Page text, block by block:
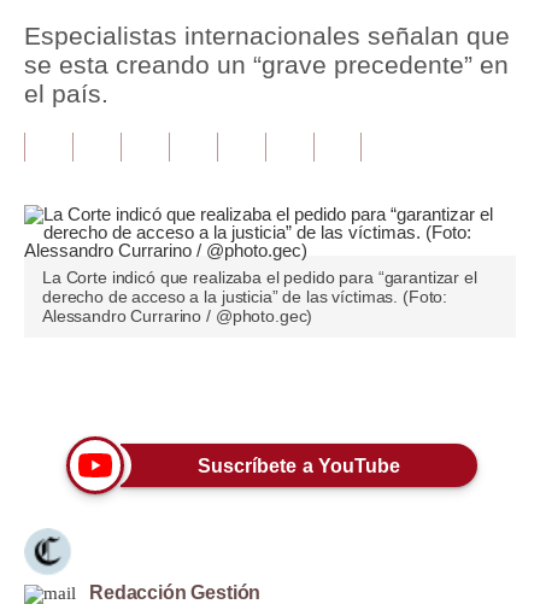
Política
Tu Dinero
Plus G
Opinión
Editorial
Tendencias
Viajes
Especialistas internacionales señalan que
se esta creando un “grave precedente” en
el país.
La Corte indicó que realizaba el pedido para “garantizar el
derecho de acceso a la justicia” de las víctimas. (Foto:
Alessandro Currarino / @photo.gec)
Suscríbete a YouTube
Redacción Gestión